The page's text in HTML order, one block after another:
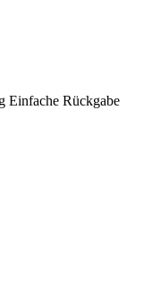
Einfache Rückgabe